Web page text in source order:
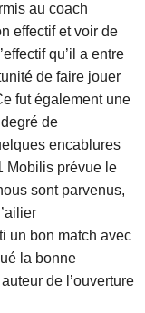
au coach
effectif et voir de
qu’il a entre
de faire jouer
fut également une
de
encablures
Mobilis prévue le
sont parvenus,
un bon match avec
la bonne
de l’ouverture